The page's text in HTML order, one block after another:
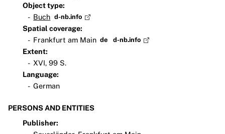
Object type:
Buch d-nb.info
Spatial coverage:
Frankfurt am Main de d-nb.info
Extent:
XVI, 99 S.
Language:
German
PERSONS AND ENTITIES
Publisher: